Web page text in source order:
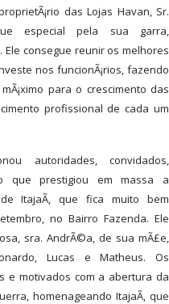
das Lojas Havan, Sr.
especial pela sua garra,
consegue reunir os melhores
nos funcionÃ¡rios, fazendo
para o crescimento das
profissional de cada um
autoridades, convidados,
que prestigiou em massa a
ItajaÃ­, que fica muito bem
no Bairro Fazenda. Ele
sra. AndrÃ©a, de sua mÃ£e,
Lucas e Matheus. Os
e motivados com a abertura da
homenageando ItajaÃ­, que